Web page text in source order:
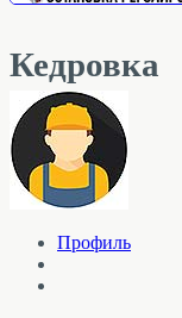
Кедровка
Профиль